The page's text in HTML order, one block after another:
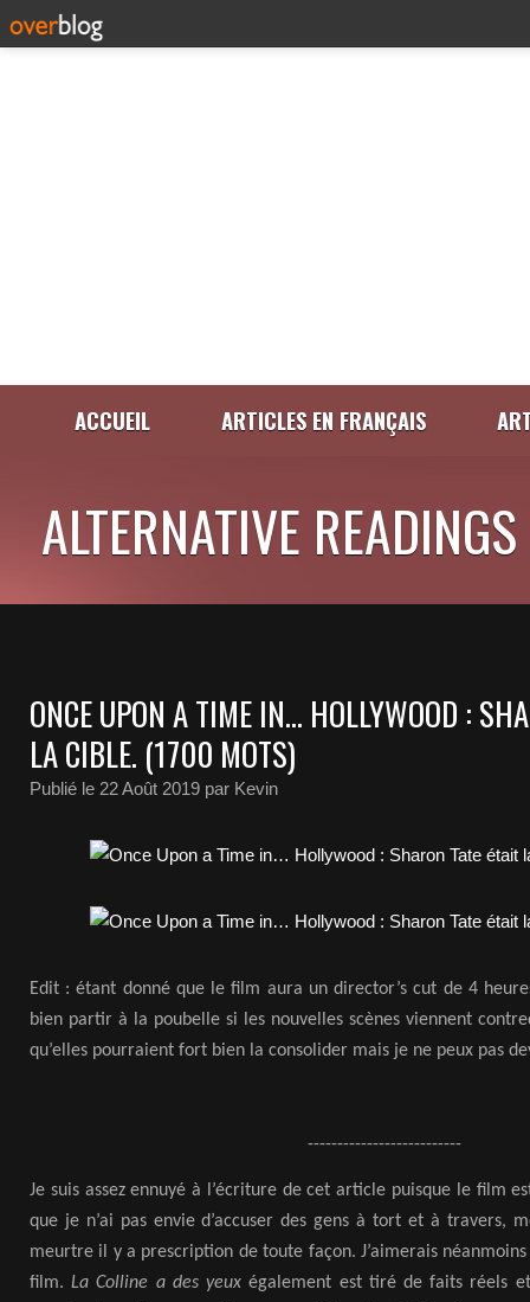
ACCUEIL ARTICLES EN FRANÇAIS
ALTERNATIVE READINGS
ONCE UPON A TIME IN… HOLLYWOOD :
LA CIBLE. (1700 MOTS)
Publié le 22 Août 2019 par Kevin
Edit : étant donné que le film aura un director’s cut de 4
bien partir à la poubelle si les nouvelles scènes viennent
qu’elles pourraient fort bien la consolider mais je ne peux pas
--------------------------
Je suis assez ennuyé à l’écriture de cet article puisque le film
que je n’ai pas envie d’accuser des gens à tort et à travers,
meurtre il y a prescription de toute façon. J’aimerais
film.La Colline a des yeux également est tiré de faits réels